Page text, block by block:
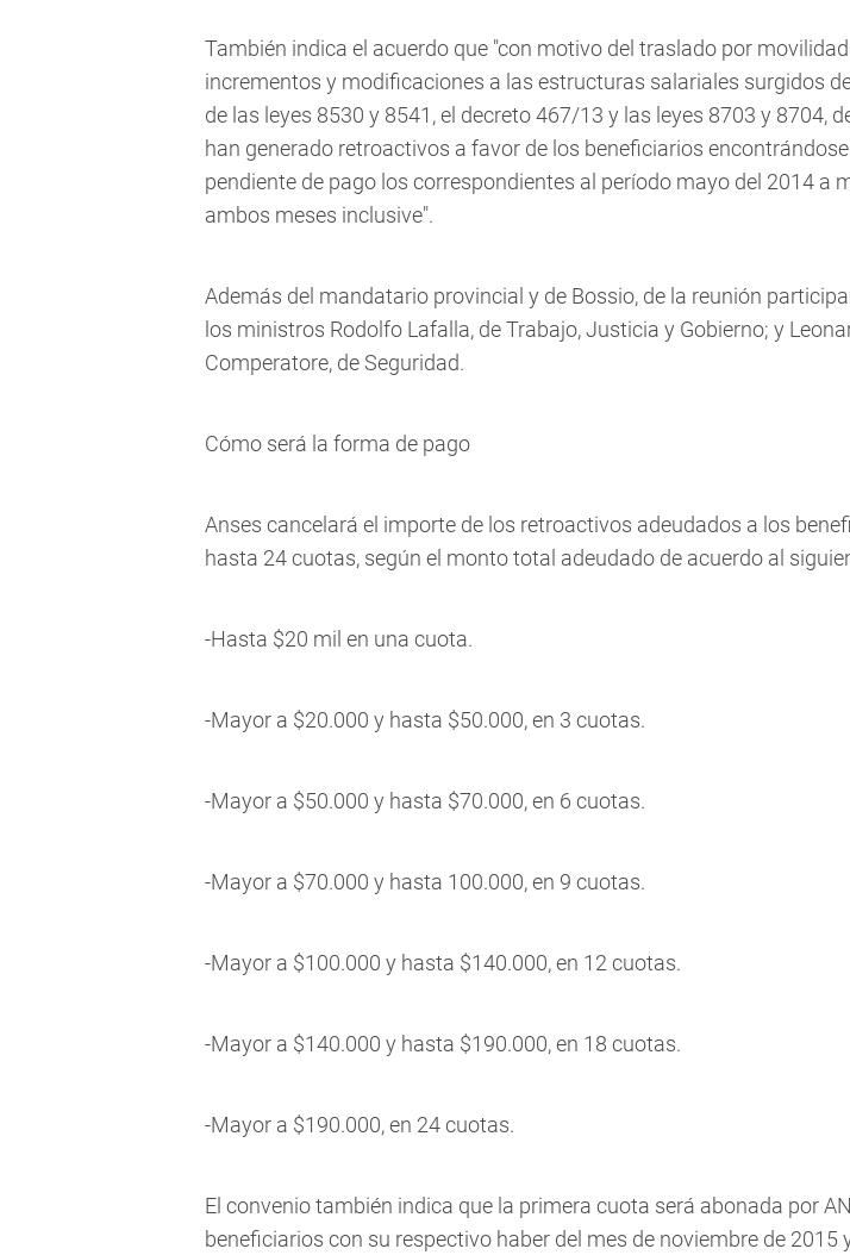
También indica el acuerdo que "con motivo del traslado por
incrementos y modificaciones a las estructuras salariales surgidos
de las leyes 8530 y 8541, el decreto 467/13 y las leyes 8703 y 8704,
han generado retroactivos a favor de los beneficiarios
pendiente de pago los correspondientes al período mayo del 2014 a
ambos meses inclusive".
Además del mandatario provincial y de Bossio, de la reunión
los ministros Rodolfo Lafalla, de Trabajo, Justicia y Gobierno; y
Comperatore, de Seguridad.
Cómo será la forma de pago
Anses cancelará el importe de los retroactivos adeudados a los
hasta 24 cuotas, según el monto total adeudado de acuerdo al
-Hasta $20 mil en una cuota.
-Mayor a $20.000 y hasta $50.000, en 3 cuotas.
-Mayor a $50.000 y hasta $70.000, en 6 cuotas.
-Mayor a $70.000 y hasta 100.000, en 9 cuotas.
-Mayor a $100.000 y hasta $140.000, en 12 cuotas.
-Mayor a $140.000 y hasta $190.000, en 18 cuotas.
-Mayor a $190.000, en 24 cuotas.
El convenio también indica que la primera cuota será abonada por
beneficiarios con su respectivo haber del mes de noviembre de 2015